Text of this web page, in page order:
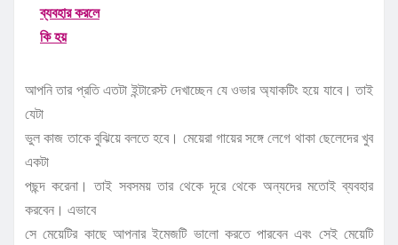
ব্যবহার করলে
কি হয়
আপনি তার প্রতি এতটা ইন্টারেস্ট দেখাচ্ছেন যে ওভার অ্যাকটিং হয়ে যাবে। তাই
যেটা
ভুল কাজ তাকে বুঝিয়ে বলতে হবে। মেয়েরা গায়ের সঙ্গে লেগে থাকা ছেলেদের খুব
একটা
পছন্দ করেনা। তাই সবসময় তার থেকে দূরে থেকে অন্যদের মতোই ব্যবহার
করবেন। এভাবে
সে মেয়েটির কাছে আপনার ইমেজটি ভালো করতে পারবেন এবং সেই মেয়েটি